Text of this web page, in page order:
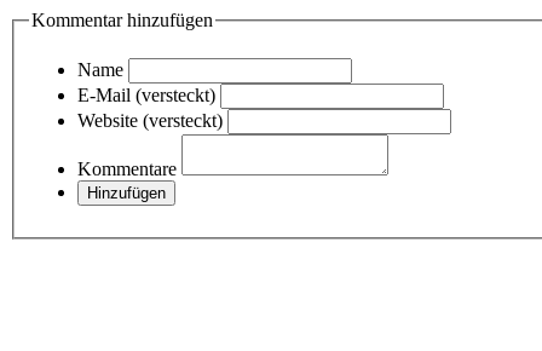
Kommentar hinzufügen
Name
E-Mail (versteckt)
Website (versteckt)
Kommentare